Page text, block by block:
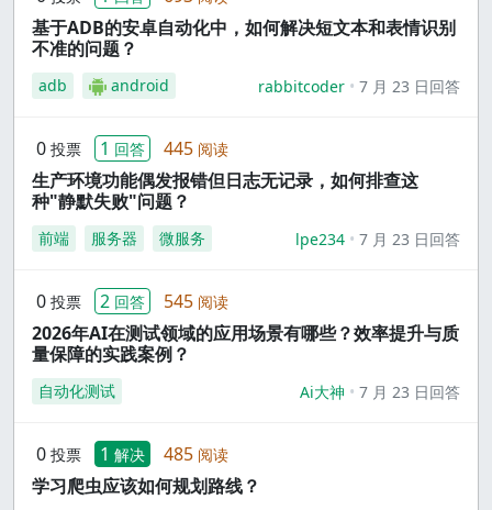
基于ADB的安卓自动化中，如何解决短文本和表情识别
不准的问题？
adb android rabbitcoder 7 月 23 日回答
0 投票 1 回答 445 阅读
生产环境功能偶发报错但日志无记录，如何排查这
种"静默失败"问题？
前端 服务器 微服务 lpe234 7 月 23 日回答
0 投票 2 回答 545 阅读
2026年AI在测试领域的应用场景有哪些？效率提升与质
量保障的实践案例？
自动化测试 Ai大神 7 月 23 日回答
0 投票 1 解决 485 阅读
学习爬虫应该如何规划路线？